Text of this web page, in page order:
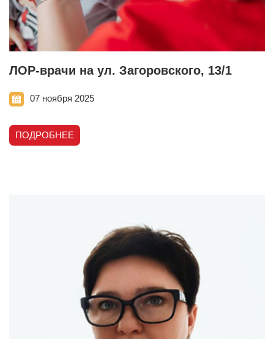
ЛОР-врачи на ул. Загоровского, 13/1
07 ноября 2025
ПОДРОБНЕЕ